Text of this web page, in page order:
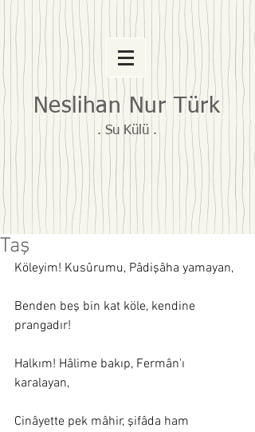
Neslihan Nur Türk
. Su Külü .
Taş
Köleyim! Kusûrumu, Pâdişâha yamayan,
Benden beş bin kat köle, kendine
prangadır!
Halkım! Hâlime bakıp, Fermân'ı
karalayan,
Cinâyette pek mâhir, şifâda ham